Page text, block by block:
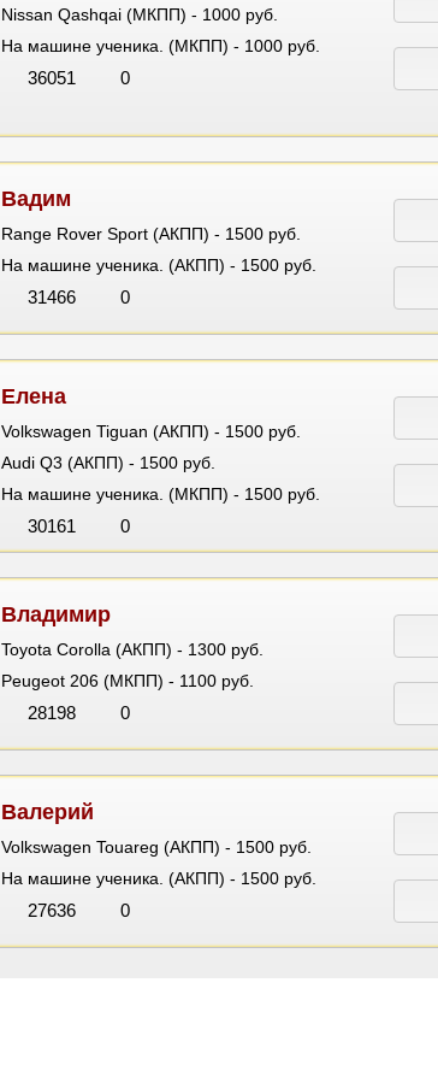
Nissan Qashqai (МКПП) - 1000 руб.
На машине ученика. (МКПП) - 1000 руб.
36051 0
Вадим
Range Rover Sport (АКПП) - 1500 руб.
На машине ученика. (АКПП) - 1500 руб.
31466 0
Елена
Volkswagen Tiguan (АКПП) - 1500 руб.
Audi Q3 (АКПП) - 1500 руб.
На машине ученика. (МКПП) - 1500 руб.
30161 0
Владимир
Toyota Corolla (АКПП) - 1300 руб.
Peugeot 206 (МКПП) - 1100 руб.
28198 0
Валерий
Volkswagen Touareg (АКПП) - 1500 руб.
На машине ученика. (АКПП) - 1500 руб.
27636 0